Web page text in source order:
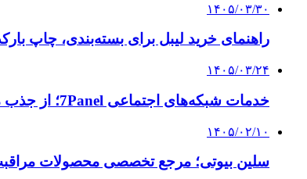
۱۴۰۵/۰۳/۳۰
راهنمای خرید لیبل برای بسته‌بندی، چاپ
۱۴۰۵/۰۳/۲۴
خدمات شبکه‌های اجتماعی 7Panel؛ از جذب مخاطب تا افزایش درآمد
۱۴۰۵/۰۲/۱۰
سلین بیوتی؛ مرجع تخصصی محصولات